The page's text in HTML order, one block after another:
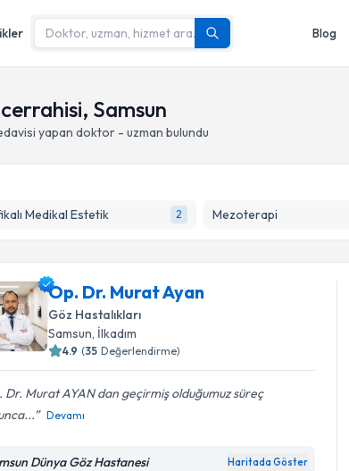
Blog
Samsun
yapan doktor - uzman bulundu
Medikal Estetik 2 Mezoterapi
Op. Dr. Murat Ayan
Göz Hastalıkları
Samsun, İlkadım
4.9 (35 Değerlendirme)
Dr. Murat AYAN dan geçirmiş olduğumuz süreç
Devamı
Dünya Göz Hastanesi Haritada Göster